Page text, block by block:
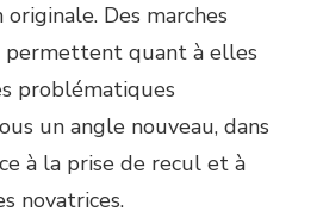
Des marches
permettent quant à elles
problématiques
un angle nouveau, dans
à la prise de recul et à
novatrices.